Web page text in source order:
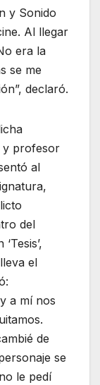
y Sonido
Al llegar
era la
se me
declaró.
y profesor
al
del
el
a mí nos
de
se
le pedí